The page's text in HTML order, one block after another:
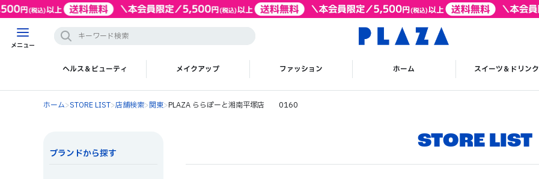
メニュー
ヘルス＆ビューティ メイクアップ ファッション ホーム スイーツ＆ドリンク
ホーム>STORE LIST>店舗検索>関東>PLAZA ららぽーと湘南平塚店 0160
ブランドから探す
STORE LIST